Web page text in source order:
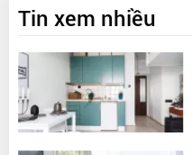
Tin xem nhiều